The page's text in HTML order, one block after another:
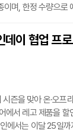
며, 한정 수량으로
고 있다.W컨셉은
화할 방침이다. W
데이 협업 프
즌을 맞아 온·오프
에서 레고 제품을
에서는 이달 25일